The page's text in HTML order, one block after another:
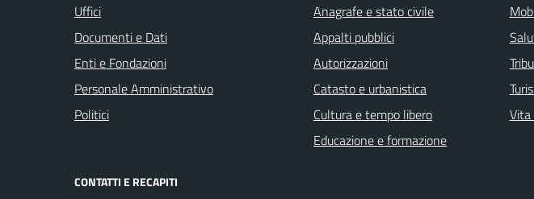
Uffici
Documenti e Dati
Enti e Fondazioni
Personale Amministrativo
Politici
Anagrafe e stato civile
Appalti pubblici
Autorizzazioni
Catasto e urbanistica
Cultura e tempo libero
Educazione e formazione
CONTATTI E RECAPITI